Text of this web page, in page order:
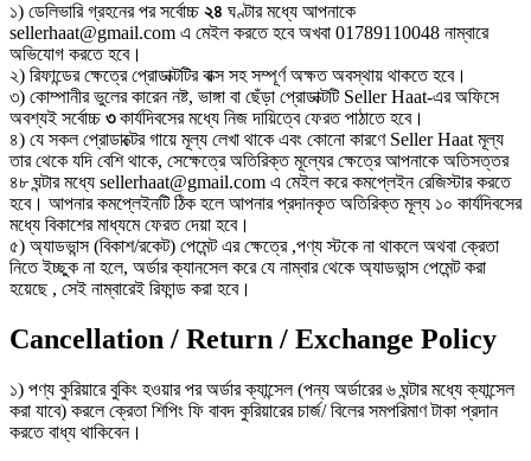
১) ডেলিভারি গ্রহনের পর সর্বোচ্চ ২৪ ঘণ্টার মধ্যে আপনাকে
sellerhaat@gmail.com এ মেইল করতে হবে অখবা 01789110048 নাম্বারে
অভিযোগ করতে হবে।
২) রিফান্ডের ক্ষেত্রে প্রোডাক্টটির বাক্স সহ সম্পূর্ণ অক্ষত অবস্থায় থাকতে হবে।
৩) কোম্পানীর ভুলের কারেন নষ্ট, ভাঙ্গা বা ছেঁড়া প্রোডাক্টটি Seller Haat-এর অফিসে
অবশ্যই সর্বোচ্চ ৩কার্যদিবসের মধ্যে নিজ দায়িত্বে ফেরত পাঠাতে হবে।
৪) যে সকল প্রোডাক্টের গায়ে মূল্য লেখা থাকে এবং কোনো কারণে Seller Haat মূল্য
তার থেকে যদি বেশি থাকে, সেক্ষেত্রে অতিরিক্ত মূল্যের ক্ষেত্রে আপনাকে অতিসত্তর
৪৮ ঘন্টার মধ্যে sellerhaat@gmail.com এ মেইল করে কমপ্লেইন রেজিস্টার করতে
হবে। আপনার কমপ্লেইনটি ঠিক হলে আপনার প্রদানকৃত অতিরিক্ত মূল্য ১০ কার্যদিবসের
মধ্যে বিকাশের মাধ্যমে ফেরত দেয়া হবে।
৫) অ্যাডভান্স (বিকাশ/রকেট) পেমেন্ট এর ক্ষেত্রে ,পণ্য স্টকে না থাকলে অথবা ক্রেতা
নিতে ইচ্ছুক না হলে, অর্ডার ক্যানসেল করে যে নাম্বার থেকে অ্যাডভান্স পেমেন্ট করা
হয়েছে , সেই নাম্বারেই রিফান্ড করা হবে।
Cancellation / Return / Exchange Policy
১) পণ্য কুরিয়ারে বুকিং হওয়ার পর অর্ডার ক্যান্সেল (পন্য অর্ডারের ৬ ঘন্টার মধ্যে ক্যান্সেল
করা যাবে) করলে ক্রেতা শিপিং ফি বাবদ কুরিয়ারের চার্জ/ বিলের সমপরিমাণ টাকা প্রদান
করতে বাধ্য থাকিবেন।